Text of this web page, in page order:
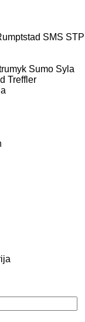
SMS STP
Sumo Syla
Treffler